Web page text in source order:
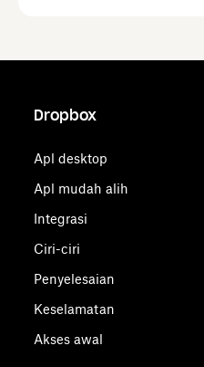
Dropbox
Apl desktop
Apl mudah alih
Integrasi
Ciri-ciri
Penyelesaian
Keselamatan
Akses awal